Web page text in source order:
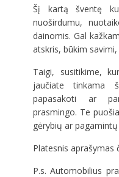
Šį kartą šventę
nuoširdumu,
dainomis. Gal
atskris, būkim
Taigi, susitikime,
jaučiate tinkama
papasakoti ar
prasmingo. Te
gėrybių ar
Platesnis aprašymas
P.s. Automobilius